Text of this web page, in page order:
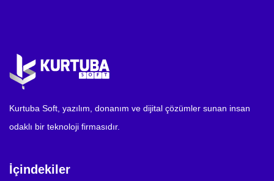
Kurtuba Soft, yazılım, donanım ve dijital çözümler sunan insan
odaklı bir teknoloji firmasıdır.
İçindekiler